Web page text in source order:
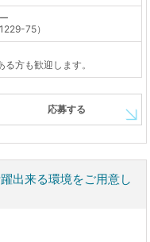
75）
方も歓迎します。
応募する
出来る環境をご用意し